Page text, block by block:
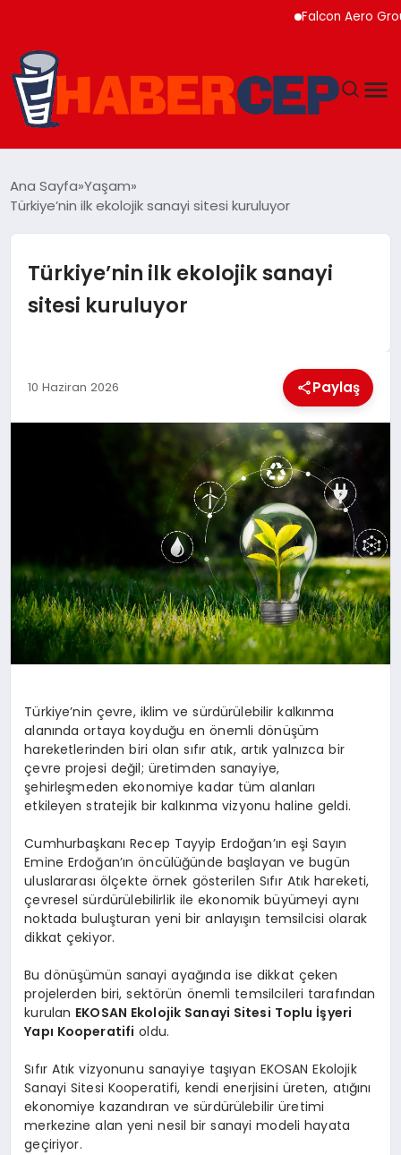
Falcon Aero Group,
GÜNDEM
TEKNOLOJI
EĞITIM
Ana Sayfa Yaşam
Türkiye’nin ilk ekolojik sanayi sitesi kuruluyor
Türkiye’nin ilk ekolojik sanayi
sitesi kuruluyor
10 Haziran 2026 Paylaş
Türkiye’nin çevre, iklim ve sürdürülebilir kalkınma
alanında ortaya koyduğu en önemli dönüşüm
hareketlerinden biri olan sıfır atık, artık yalnızca bir
çevre projesi değil; üretimden sanayiye,
şehirleşmeden ekonomiye kadar tüm alanları
etkileyen stratejik bir kalkınma vizyonu haline geldi.
Cumhurbaşkanı Recep Tayyip Erdoğan’ın eşi Sayın
Emine Erdoğan’ın öncülüğünde başlayan ve bugün
uluslararası ölçekte örnek gösterilen Sıfır Atık hareketi,
çevresel sürdürülebilirlik ile ekonomik büyümeyi aynı
noktada buluşturan yeni bir anlayışın temsilcisi olarak
dikkat çekiyor.
Bu dönüşümün sanayi ayağında ise dikkat çeken
projelerden biri, sektörün önemli temsilcileri tarafından
kurulan EKOSAN Ekolojik Sanayi Sitesi Toplu İşyeri
Yapı Kooperatifi oldu.
Sıfır Atık vizyonunu sanayiye taşıyan EKOSAN Ekolojik
Sanayi Sitesi Kooperatifi, kendi enerjisini üreten, atığını
ekonomiye kazandıran ve sürdürülebilir üretimi
merkezine alan yeni nesil bir sanayi modeli hayata
geçiriyor.